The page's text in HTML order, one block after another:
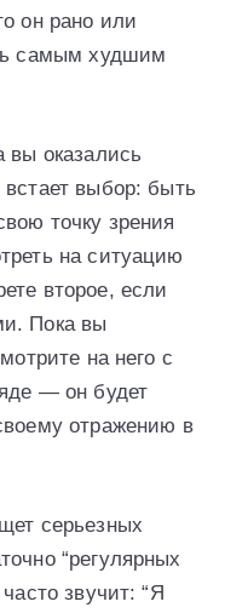
он рано или
самым худшим
вы оказались
выбор: быть
точку зрения
на ситуацию
второе, если
Пока вы
на него с
— он будет
отражению в
серьезных
“регулярных
звучит: “Я